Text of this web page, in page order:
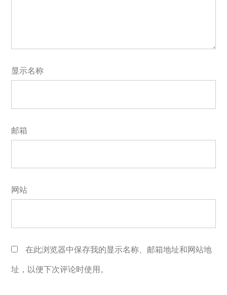
显示名称
邮箱
网站
在此浏览器中保存我的显示名称、邮箱地址和网站地
址，以便下次评论时使用。